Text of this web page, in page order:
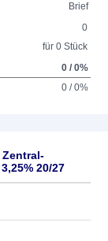
Brief
0
für 0 Stück
0 / 0%
0 / 0%
Zentral-
20/27